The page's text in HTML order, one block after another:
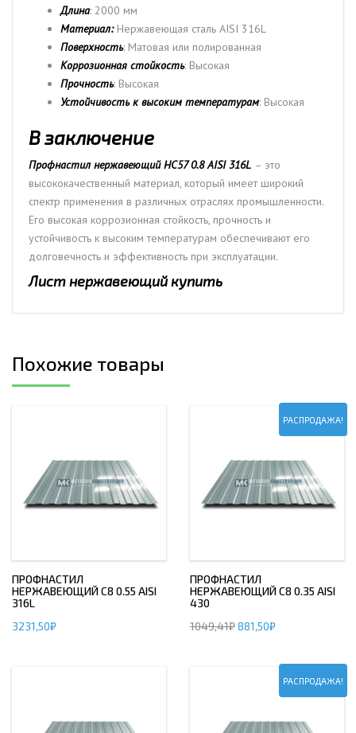
Длина: 2000 мм
Материал:Нержавеющая сталь AISI 316L
Поверхность: Матовая или полированная
Коррозионная стойкость: Высокая
Прочность: Высокая
Устойчивость к высоким температурам: Высокая
В заключение
Профнастил нержавеющий НС57 0.8 AISI 316L – это
высококачественный материал, который имеет широкий
спектр применения в различных отраслях промышленности.
Его высокая коррозионная стойкость, прочность и
устойчивость к высоким температурам обеспечивают его
долговечность и эффективность при эксплуатации.
Лист нержавеющий купить
Похожие товары
ПРОФНАСТИЛ
НЕРЖАВЕЮЩИЙ С8 0.55 AISI
316L
3231,50₽
РАСПРОДАЖА!
ПРОФНАСТИЛ
НЕРЖАВЕЮЩИЙ С8 0.35 AISI
430
1049,41₽881,50₽
РАСПРОДАЖА!